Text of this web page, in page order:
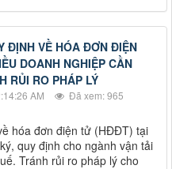
ĐỊNH VỀ HÓA ĐƠN ĐIỆN
DOANH NGHIỆP CẦN
RỦI RO PHÁP LÝ
AM
Đã xem: 965
hóa đơn điện tử (HĐĐT) tại
quy định cho ngành vận tải
Tránh rủi ro pháp lý cho